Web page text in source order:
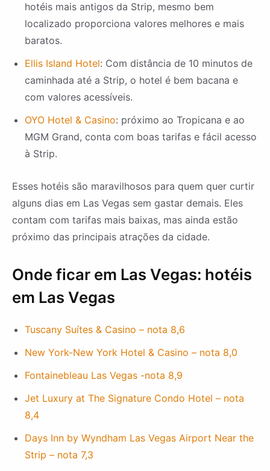
hotéis mais antigos da Strip, mesmo bem
localizado proporciona valores melhores e mais
baratos.
Ellis Island Hotel: Com distância de 10 minutos de
caminhada até a Strip, o hotel é bem bacana e
com valores acessíveis.
OYO Hotel & Casino: próximo ao Tropicana e ao
MGM Grand, conta com boas tarifas e fácil acesso
à Strip.
Esses hotéis são maravilhosos para quem quer curtir
alguns dias em Las Vegas sem gastar demais. Eles
contam com tarifas mais baixas, mas ainda estão
próximo das principais atrações da cidade.
Onde ficar em Las Vegas: hotéis
em Las Vegas
Tuscany Suítes & Casino – nota 8,6
New York-New York Hotel & Casino – nota 8,0
Fontainebleau Las Vegas -nota 8,9
Jet Luxury at The Signature Condo Hotel – nota
8,4
Days Inn by Wyndham Las Vegas Airport Near the
Strip – nota 7,3